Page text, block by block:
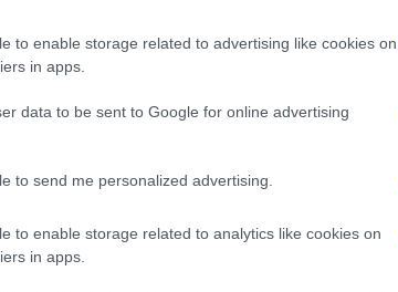
to enable storage related to advertising like cookies on
in apps.
data to be sent to Google for online advertising
to send me personalized advertising.
to enable storage related to analytics like cookies on
in apps.